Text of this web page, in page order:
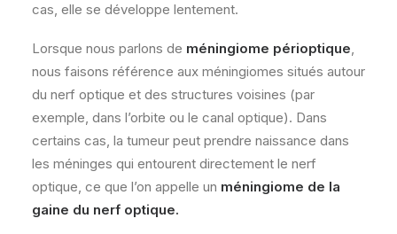
cas, elle se développe lentement.
Lorsque nous parlons de méningiome périoptique,
nous faisons référence aux méningiomes situés autour
du nerf optique et des structures voisines (par
exemple, dans l’orbite ou le canal optique). Dans
certains cas, la tumeur peut prendre naissance dans
les méninges qui entourent directement le nerf
optique, ce que l’on appelle un méningiome de la
gaine du nerf optique.